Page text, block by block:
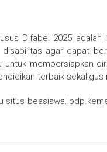
Difabel 2025
agar dapat
untuk mempersiapkan
terbaik
situs